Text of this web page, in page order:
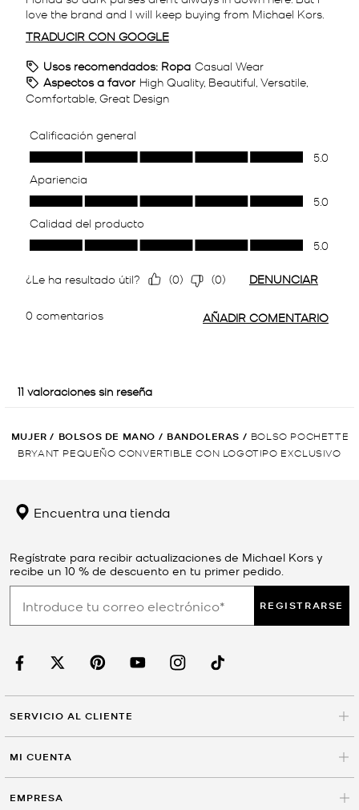
MUJER / BOLSOS DE MANO / BANDOLERAS / BOLSO POCHETTE
BRYANT PEQUEÑO CONVERTIBLE CON LOGOTIPO EXCLUSIVO
Encuentra una tienda
Regístrate para recibir actualizaciones de Michael Kors y
recibe un 10 % de descuento en tu primer pedido.
REGISTRARSE
SERVICIO AL CLIENTE
MI CUENTA
EMPRESA